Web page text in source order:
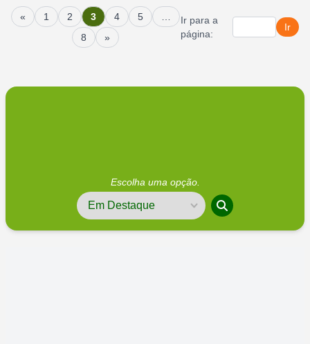
« 1 2 3 4 5
8
»
Ir para a
página:
Ir
Escolha uma opção.